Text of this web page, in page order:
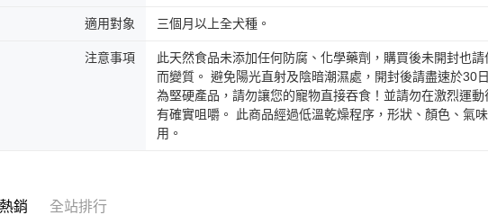
適用對象 三個月以上全犬種。
注意事項
此天然食品未添加任何防腐、化學藥劑，購買後未開封也
而變質。 避免陽光直射及陰暗潮濕處，開封後請盡速於30
為堅硬產品，請勿讓您的寵物直接吞食！並請勿在激烈運
有確實咀嚼。 此商品經過低溫乾燥程序，形狀、顏色、氣
用。
銷 全站排行